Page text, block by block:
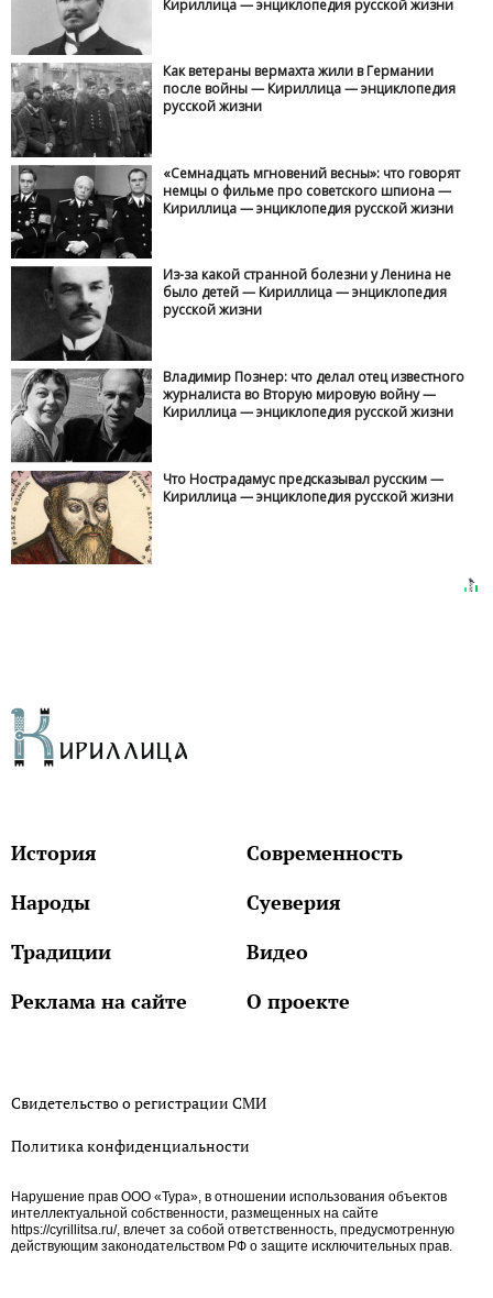
Кириллица — энциклопедия русской жизни
Как ветераны вермахта жили в Германии
после войны — Кириллица — энциклопедия
русской жизни
«Семнадцать мгновений весны»: что говорят
немцы о фильме про советского шпиона —
Кириллица — энциклопедия русской жизни
Из-за какой странной болезни у Ленина не
было детей — Кириллица — энциклопедия
русской жизни
Владимир Познер: что делал отец известного
журналиста во Вторую мировую войну —
Кириллица — энциклопедия русской жизни
Что Нострадамус предсказывал русским —
Кириллица — энциклопедия русской жизни
История
Современность
Народы
Суеверия
Традиции
Видео
Реклама на сайте
О проекте
Свидетельство о регистрации СМИ
Политика конфиденциальности
Нарушение прав ООО «Тура», в отношении использования объектов
интеллектуальной собственности, размещенных на сайте
https://cyrillitsa.ru/, влечет за собой ответственность, предусмотренную
действующим законодательством РФ о защите исключительных прав.